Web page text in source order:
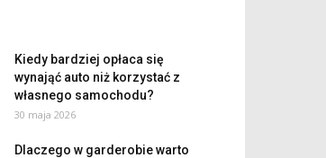
Kiedy bardziej opłaca się
wynająć auto niż korzystać z
własnego samochodu?
30 maja 2026
Dlaczego w garderobie warto